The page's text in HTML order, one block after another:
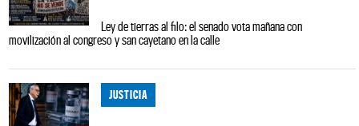
Ley de tierras al filo: el senado vota mañana con
movilización al congreso y san cayetano en la calle
JUSTICIA